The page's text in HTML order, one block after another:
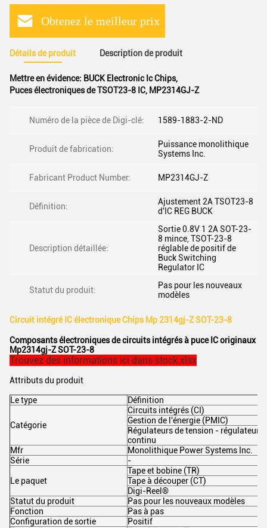
Obtenez le meilleur prix
Détails de produit Description de produit
Mettre en évidence: BUCK Electronic Ic Chips,
Puces électroniques de TSOT23-8 IC, MP2314GJ-Z
Numéro de la pièce de Digi-clé: 1589-1883-2-ND
Produit de fabrication:
Puissance monolithique
Systems Inc.
Fabricant Product Number: MP2314GJ-Z
Définition:
Ajustement 2A TSOT23-8
d'IC REG BUCK
Description détaillée:
Sortie 0.8V 1 2A SOT-23-
8 mince, TSOT-23-8
réglable de positif de
Buck Switching
Regulator IC
Statut du produit:
Pas pour les nouveaux
modèles
Circuit intégré IC électronique Chips Mp 2314gj-Z SOT-23-8
Composants électroniques de circuits intégrés à puce IC originaux
Mp2314gj-Z SOT-23-8
Trouvez des informations ici dans stock.xlsx
Attributs du produit
Le type Définition
Catégorie
Circuits intégrés (CI)
Gestion de l'énergie (PMIC)
Régulateurs de tension -
continu
Mfr
Monolithique Power Systems Inc.
Série
-
Le paquet
Tape et bobine (TR)
Tape à découper (CT)
Digi-Reel®
Statut du produit
Pas pour les nouveaux modèles
Fonction
Pas à pas
Configuration de sortie
Positif